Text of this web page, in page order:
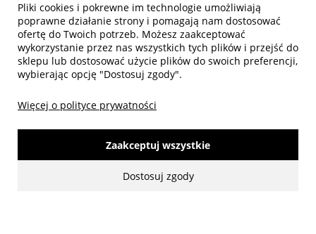
Biuro obsługi klienta
Pliki cookies i pokrewne im technologie umożliwiają
poprawne działanie strony i pomagają nam dostosować
ofertę do Twoich potrzeb. Możesz zaakceptować
wykorzystanie przez nas wszystkich tych plików i przejść do
sklepu lub dostosować użycie plików do swoich preferencji,
wybierając opcję "Dostosuj zgody".
Więcej o polityce prywatności
Dostosuj zgody
Zaakceptuj wszystkie